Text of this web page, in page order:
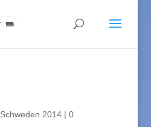
Schweden 2014| 0